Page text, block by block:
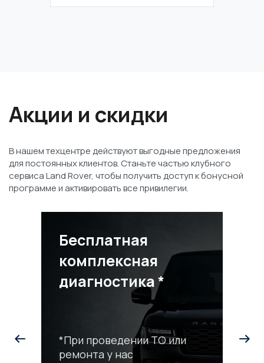
Акции и скидки
В нашем техцентре действуют выгодные предложения
для постоянных клиентов. Станьте частью клубного
сервиса Land Rover, чтобы получить доступ к бонусной
программе и активировать все привилегии.
Бесплатная
комплексная
диагностика *
*При проведении ТО или
ремонта у нас